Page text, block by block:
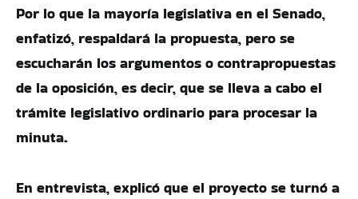
Por lo que la mayoría legislativa en el Senado,
enfatizó, respaldará la propuesta, pero se
escucharán los argumentos o contrapropuestas
de la oposición, es decir, que se lleva a cabo el
trámite legislativo ordinario para procesar la
minuta.
En entrevista, explicó que el proyecto se turnó a